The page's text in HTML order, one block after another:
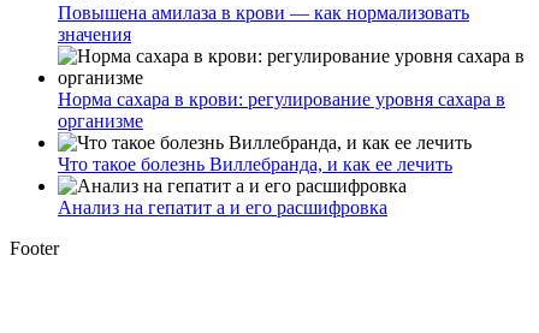
Повышена амилаза в крови — как нормализовать
значения
Норма сахара в крови: регулирование уровня сахара в
организме
Что такое болезнь Виллебранда, и как ее лечить
Анализ на гепатит а и его расшифровка
Footer